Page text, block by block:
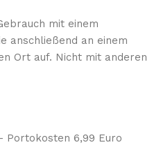
mit einem
anschließend an einem
Ort auf. Nicht mit anderen
Portokosten 6,99 Euro